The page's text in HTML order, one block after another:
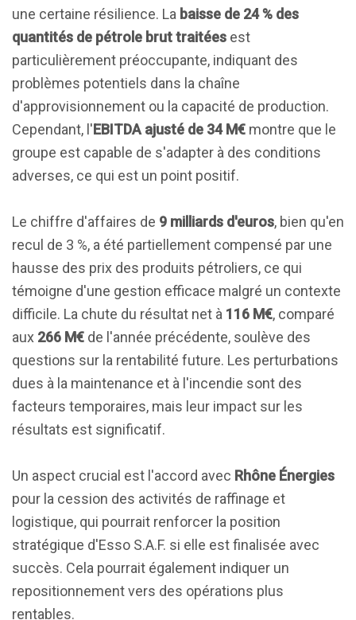
une certaine résilience. La baisse de 24 % des
quantités de pétrole brut traitées est
particulièrement préoccupante, indiquant des
problèmes potentiels dans la chaîne
d'approvisionnement ou la capacité de production.
Cependant, l'EBITDA ajusté de 34 M€ montre que le
groupe est capable de s'adapter à des conditions
adverses, ce qui est un point positif.
Le chiffre d'affaires de 9 milliards d'euros, bien qu'en
recul de 3 %, a été partiellement compensé par une
hausse des prix des produits pétroliers, ce qui
témoigne d'une gestion efficace malgré un contexte
difficile. La chute du résultat net à 116 M€, comparé
aux 266 M€ de l'année précédente, soulève des
questions sur la rentabilité future. Les perturbations
dues à la maintenance et à l'incendie sont des
facteurs temporaires, mais leur impact sur les
résultats est significatif.
Un aspect crucial est l'accord avec Rhône Énergies
pour la cession des activités de raffinage et
logistique, qui pourrait renforcer la position
stratégique d'Esso S.A.F. si elle est finalisée avec
succès. Cela pourrait également indiquer un
repositionnement vers des opérations plus
rentables.